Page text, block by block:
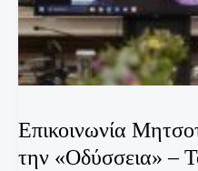
Επικοινωνία
την «Οδύσσεια» –